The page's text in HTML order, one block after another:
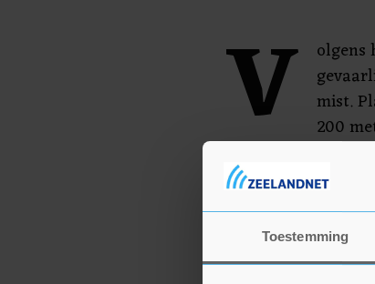
Toestemming
V
olgens
mist.
200